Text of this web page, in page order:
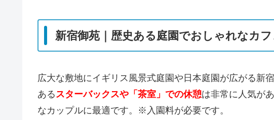
新宿御苑｜歴史ある庭園でおしゃれなカ
広大な敷地にイギリス風景式庭園や日本庭園が広がる新宿
ある スターバックスや「茶室」での休憩は非常に人気が
なカップルに最適です。※入園料が必要です。